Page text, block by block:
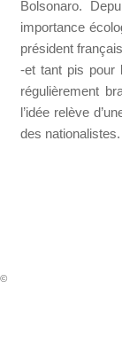
Bolsonaro.
importance
président
-et tant pis pour
régulièrement
l’idée relève
des nationalistes.